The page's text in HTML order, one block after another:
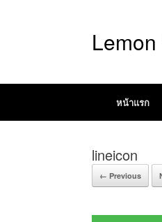
หน้าแรก
lineicon
← Previous